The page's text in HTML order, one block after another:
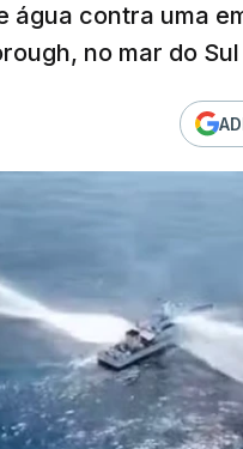
água contra uma
no mar do